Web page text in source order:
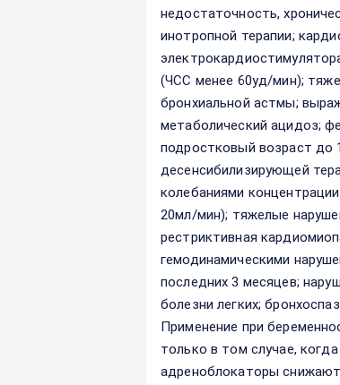
недостаточность,
инотропной терапии;
(ЧСС менее 60уд/мин);
бронхиальной астмы;
метаболический ацидоз;
подростковый возраст до
десенсибилизирующей
колебаниями
20мл/мин); тяжелые
рестриктивная
гемодинамическими
последних 3 месяцев;
болезни легких;
Применение при
только в том случае,
адреноблокаторы снижают